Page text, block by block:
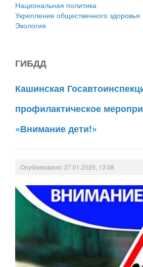
Национальная политика
Укрепление общественного здоровья
Экология
ГИБДД
Кашинская
профилактическое
«Внимание дети!»
Опубликовано: 27.01.2025, 13:38